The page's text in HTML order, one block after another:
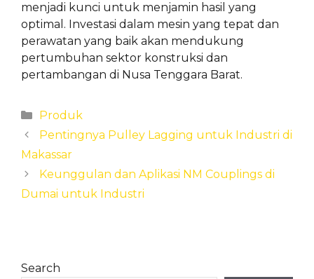
menjadi kunci untuk menjamin hasil yang
optimal. Investasi dalam mesin yang tepat dan
perawatan yang baik akan mendukung
pertumbuhan sektor konstruksi dan
pertambangan di Nusa Tenggara Barat.
Categories
Produk
Pentingnya Pulley Lagging untuk Industri di
Makassar
Keunggulan dan Aplikasi NM Couplings di
Dumai untuk Industri
Search